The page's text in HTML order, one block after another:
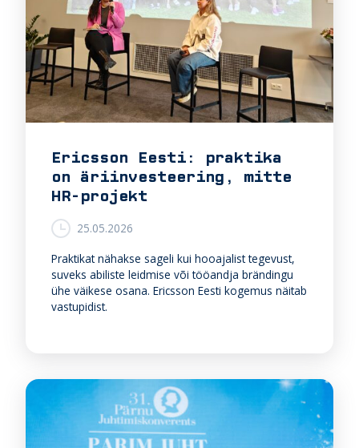
Ericsson Eesti: praktika
on äriinvesteering, mitte
HR-projekt
25.05.2026
Praktikat nähakse sageli kui hooajalist tegevust,
suveks abiliste leidmise või tööandja brändingu
ühe väikese osana. Ericsson Eesti kogemus näitab
vastupidist.